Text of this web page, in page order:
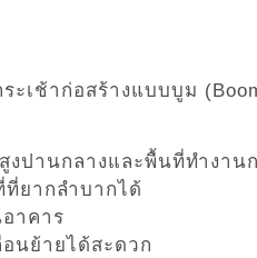
เช้าก่อสร้างแบบบูม
งปานกลางและพื้นที่ทำงาน
ยากลำบากได้
าคาร
อนย้ายได้สะดวก